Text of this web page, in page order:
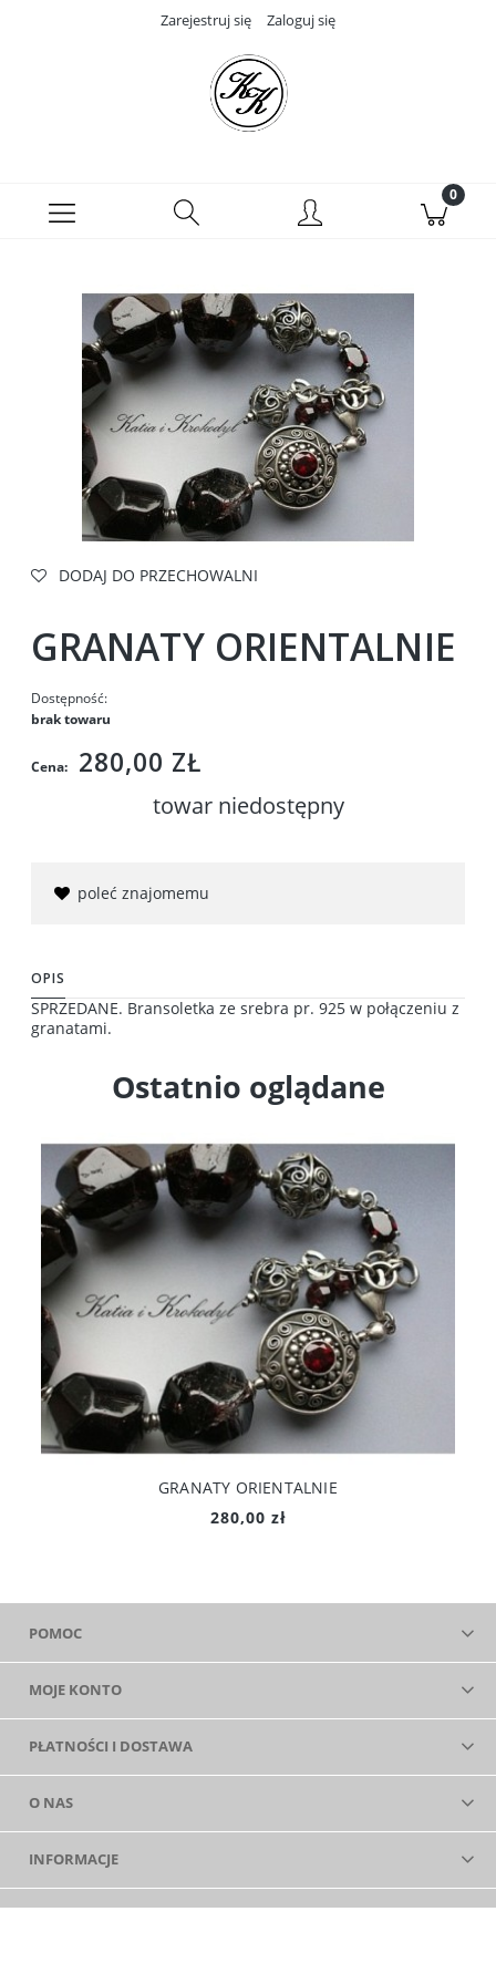
Zarejestruj się Zaloguj się
DODAJ DO PRZECHOWALNI
GRANATY ORIENTALNIE
Dostępność:
brak towaru
Cena: 280,00 ZŁ
towar niedostępny
poleć znajomemu
OPIS
SPRZEDANE. Bransoletka ze srebra pr. 925 w połączeniu z
granatami.
Ostatnio oglądane
GRANATY ORIENTALNIE
280,00 zł
POMOC
MOJE KONTO
PŁATNOŚCI I DOSTAWA
O NAS
INFORMACJE